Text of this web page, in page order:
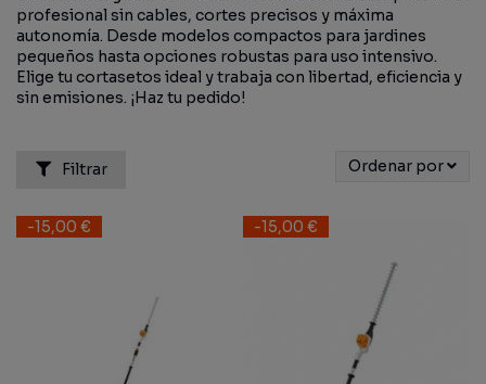
profesional sin cables, cortes precisos y máxima
autonomía. Desde modelos compactos para jardines
pequeños hasta opciones robustas para uso intensivo.
Elige tu cortasetos ideal y trabaja con libertad, eficiencia y
sin emisiones. ¡Haz tu pedido!
Filtrar Ordenar por
-15,00 € -15,00 €